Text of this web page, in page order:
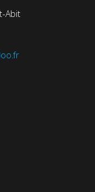
Abit